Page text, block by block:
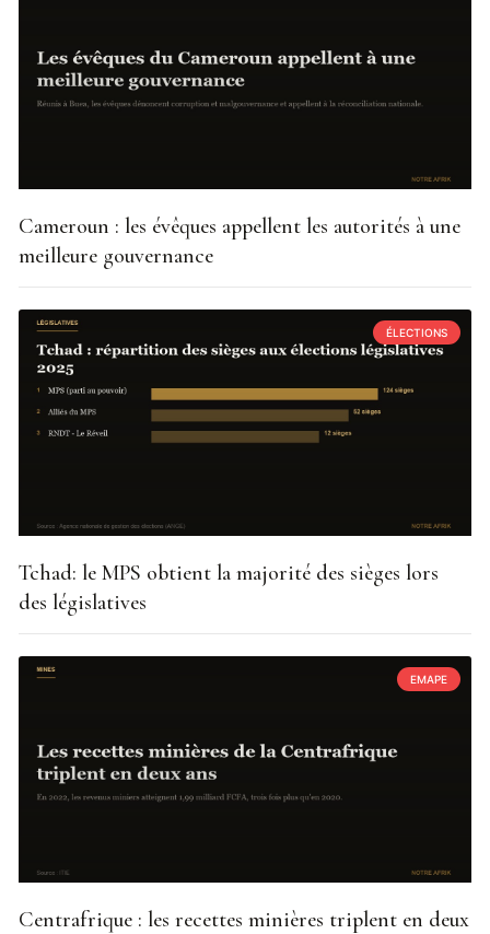
Cameroun : les évêques appellent les autorités à une
meilleure gouvernance
ÉLECTIONS
Tchad: le MPS obtient la majorité des sièges lors
des législatives
EMAPE
Centrafrique : les recettes minières triplent en deux